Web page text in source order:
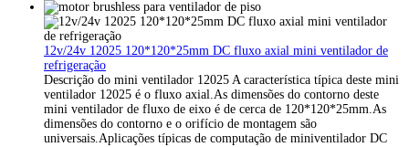
12v/24v 12025 120*120*25mm DC fluxo axial mini ventilador de
refrigeração
Descrição do mini ventilador 12025 A característica típica deste mini
ventilador 12025 é o fluxo axial.As dimensões do contorno deste
mini ventilador de fluxo de eixo é de cerca de 120*120*25mm.As
dimensões do contorno e o orifício de montagem são
universais.Aplicações típicas de computação de miniventilador DC